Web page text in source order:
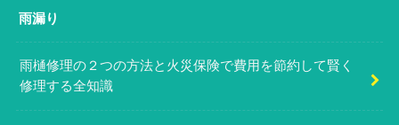
雨漏り
雨樋修理の２つの方法と火災保険で費用を節約して賢く
修理する全知識